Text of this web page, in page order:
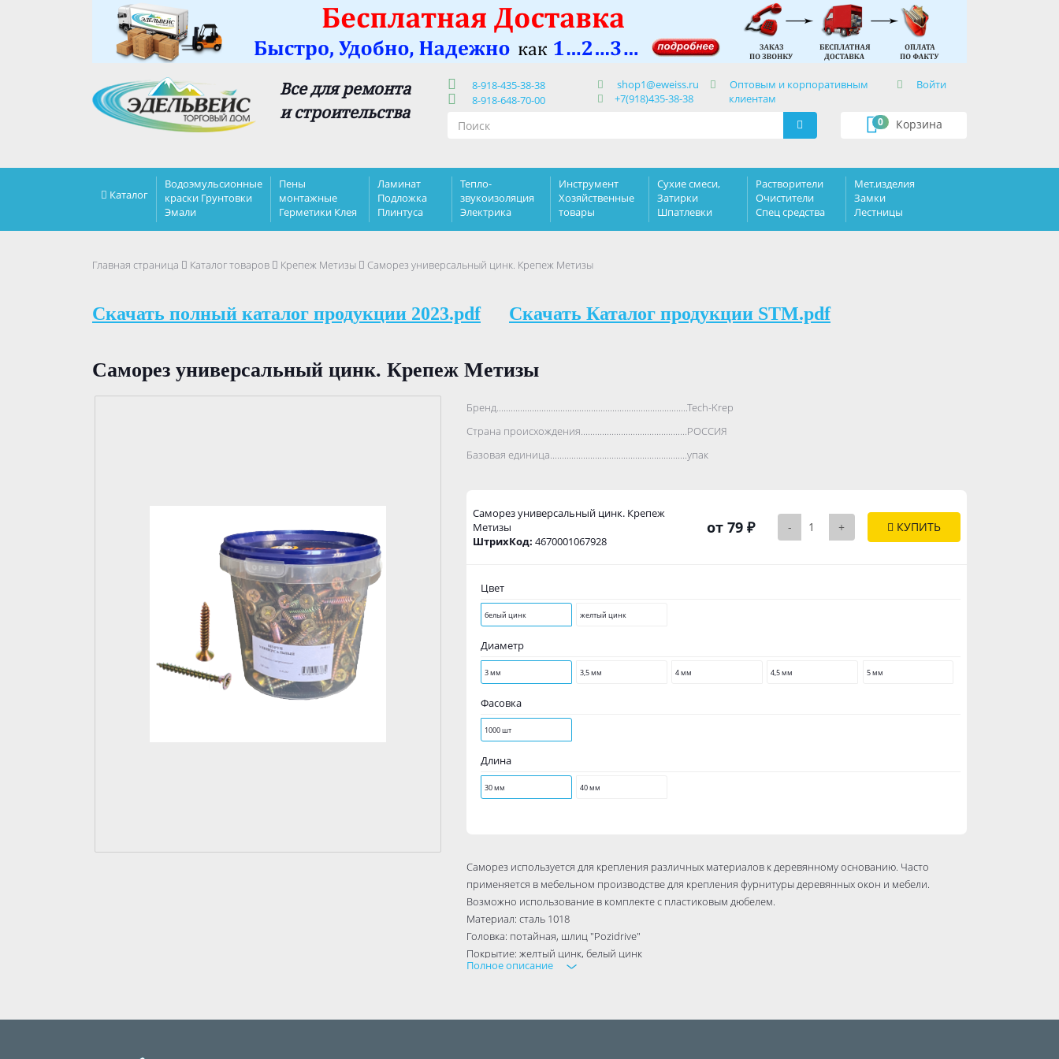
Все для ремонта
и строительства
8-918-435-38-38
8-918-648-70-00
shop1@eweiss.ru
+7(918)435-38-38
Оптовым и корпоративным
клиентам
Войти
Корзина
0
Каталог
Водоэмульсионные
краски Грунтовки
Эмали
Пены
монтажные
Герметики Клея
Ламинат
Подложка
Плинтуса
Тепло-
звукоизоляция
Электрика
Инструмент
Хозяйственные
товары
Сухие смеси,
Затирки
Шпатлевки
Растворители
Очистители
Спец средства
Мет.изделия
Замки
Лестницы
Главная страница Каталог товаров Крепеж Метизы Саморез универсaльный цинк. Крепеж Метизы
Скачать полный каталог продукции 2023.pdf Скачать Каталог продукции STM.pdf
Саморез универсaльный цинк. Крепеж Метизы
Бренд..................................................................................Tech-Krep
Страна происхождения..................................................................................
РОССИЯ
Базовая единица..................................................................................
упак
Саморез универсaльный цинк. Крепеж
Метизы
ШтрихКод: 4670001067928
от 79 ₽ - + КУПИТЬ
Цвет
белый цинк желтый цинк
Диаметр
3 мм 3,5 мм 4 мм 4,5 мм 5 мм
Фасовка
1000 шт
Длина
30 мм 40 мм
Саморез используется для крепления различных материалов к деревянному основанию. Часто
применяется в мебельном производстве для крепления фурнитуры деревянных окон и мебели.
Возможно использование в комплекте с пластиковым дюбелем.
Материал: сталь 1018
Головка: потайная, шлиц "Pozidrive"
Покрытие: желтый цинк, белый цинк
Резьба: редкий шаг
Полное описание